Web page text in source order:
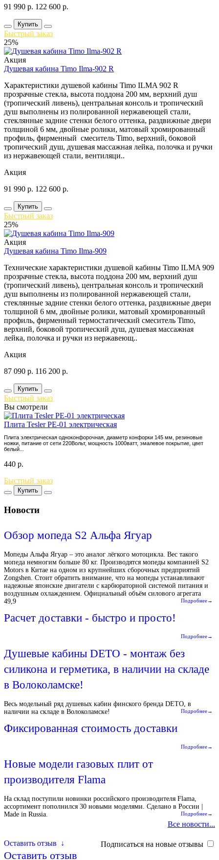
91 990 р. 122 600 р.
Купить
Быстрый заказ
25%
Акция
Душевая кабина Timo Ilma-902 R
Характеристики душевой кабины Timo ILMA 902 R
прозрачные стекла, высота поддона 200 мм, верхний душ
(тропический ливень), центральная консоль и тропический
душ выполнены из полированной нержавеющей стали,
стеклянные задние стенки белого оттенка, раздвижные двери
толщиной 6 мм, двойные ролики, матовый хромированный
профиль, фирменный смеситель Timo, верхний, боковой
тропический душ, душевая массажная лейка, полочка и ручки
из нержавеющей стали, вентиляци..
Акция
91 990 р. 122 600 р.
Купить
Быстрый заказ
25%
Акция
Душевая кабина Timo Ilma-909
Технические характеристики душевой кабины Timo ILMA 909
прозрачные стекла, высота поддона 200 мм, верхний душ
(тропический ливень), центральная консоль и тропический
душ выполнены из полированной нержавеющей стали,
стеклянные задние стенки белого оттенка, раздвижные двери
толщиной 6 мм, двойные ролики, матовый хромированный
профиль, фирменный термостатический смеситель Timo,
верхний, боковой тропический душ, душевая массажная
лейка, полочка и ручки из нержавеющ..
Акция
87 090 р. 116 200 р.
Купить
Быстрый заказ
Вы смотрели
Плита Tesler PE-01 электрическая
Плита электрическая одноконфорочная, диаметр конфорки 145 мм, резиновые
ножки, питание от сети 220Вольт, мощность 1000ватт, эмалевое покрытие, цвет
белый...
440 р.
Быстрый заказ
Купить
Новости
Обзор мопеда S2 Альфа Ягуар
Мопеды Альфа Ягуар – это аналог лёгкого мотоцикла. Вес такого
мопеда немногим больше 80 кг. Производятся мопеды компанией S2
Motors в Китае на одном из крупнейших сборочных предприятий
Zongshen. Стоит обратить внимание, что на мопеды устанавливают
надежные японские двигатели с карбюраторной системой питания и
воздушным охлаждением. Официальный объём силового агрегата
49,9
Подробнее→
Расчет доставки - быстро и просто!
Подробнее→
Душевые кабины DETO - монтаж без
силикона и герметика, в наличии на складе
в Волоколамске!
Весь модельный ряд душевых кабин финского бренда DETO, в
наличии на складе в Волоколамске!
Подробнее→
Фиксированная стоимость доставки
Подробнее→
Новые модели газовых плит от
производителя Flama
На склад поступили новинки российского производителя Flama,
ассортимент пополнился 30 новыми моделями. Сделано в России |
Made in Russia.
Подробнее→
Все новости...
Подписаться на новые отзывы
Оставить отзыв ↓
Оставить отзыв